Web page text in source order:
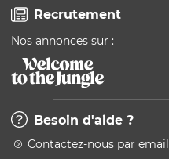
Recrutement
Nos annonces sur :
Besoin d'aide ?
Contactez-nous par email